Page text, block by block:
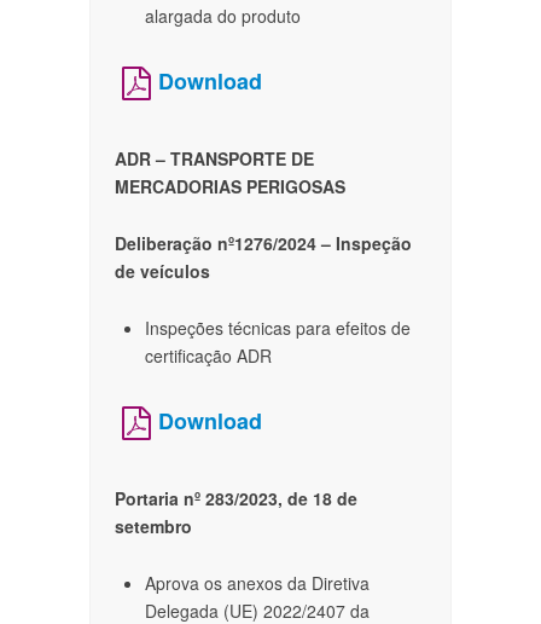
alargada do produto
Download
ADR – TRANSPORTE DE
MERCADORIAS PERIGOSAS
Deliberação nº1276/2024 – Inspeção
de veículos
Inspeções técnicas para efeitos de
certificação ADR
Download
Portaria nº 283/2023, de 18 de
setembro
Aprova os anexos da Diretiva
Delegada (UE) 2022/2407 da